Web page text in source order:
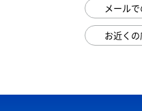
メール
お近く